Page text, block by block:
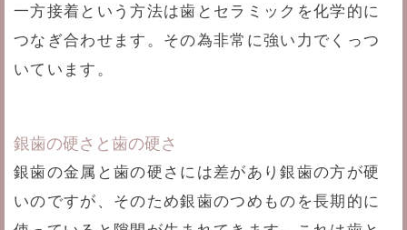
一方接着という方法は歯とセラミックを化学的に
つなぎ合わせます。その為非常に強い力でくっつ
いています。
銀歯の硬さと歯の硬さ
銀歯の金属と歯の硬さには差があり銀歯の方が硬
いのですが、そのため銀歯のつめものを長期的に